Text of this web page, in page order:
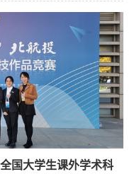
国大学生课外学术科